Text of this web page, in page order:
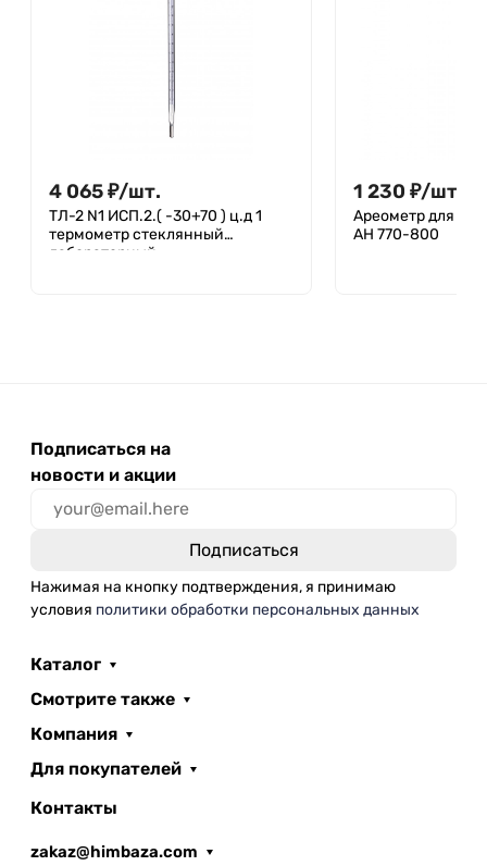
4 065₽/шт.
ТЛ-2 N1 ИСП.2.( -30+70 ) ц.д 1
термометр стеклянный
лабораторный
1 230 ₽/шт.
Ареометр для
АН 770-800
Подписаться на
новости и акции
Нажимая на кнопку подтверждения, я принимаю
условия политики обработки персональных данных
Каталог
Смотрите также
Компания
Для покупателей
Контакты
zakaz@himbaza.com